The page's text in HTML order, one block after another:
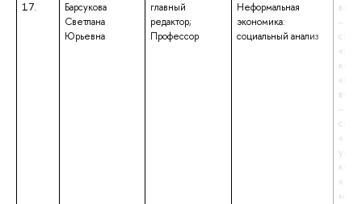
17.
Барсукова
Светлана
Юрьевна
главный
редактор;
Профессор
Неформальная
экономика:
социальный анализ
–
–